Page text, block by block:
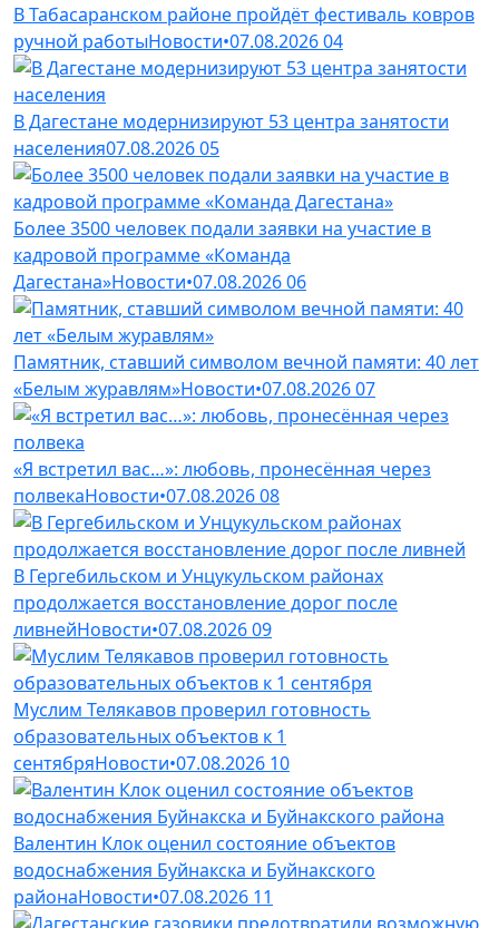
В Табасаранском районе пройдёт фестиваль ковров
ручной работыНовости•07.08.202604
В Дагестане модернизируют 53 центра занятости
населения07.08.202605
Более 3500 человек подали заявки на участие в
кадровой программе «Команда
Дагестана»Новости•07.08.202606
Памятник, ставший символом вечной памяти: 40 лет
«Белым журавлям»Новости•07.08.202607
«Я встретил вас…»: любовь, пронесённая через
полвекаНовости•07.08.202608
В Гергебильском и Унцукульском районах
продолжается восстановление дорог после
ливнейНовости•07.08.202609
Муслим Телякавов проверил готовность
образовательных объектов к 1
сентябряНовости•07.08.2026 10
Валентин Клок оценил состояние объектов
водоснабжения Буйнакска и Буйнакского
районаНовости•07.08.2026 11